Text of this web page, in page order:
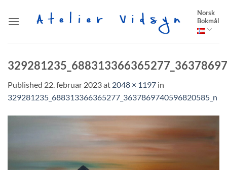
Norsk
Bokmål
Published 22. februar 2023at 2048 × 1197 in
329281235_688313366365277_3637869740596820585_n